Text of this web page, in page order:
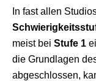
In fast allen
meist bei Stufe 1
die Grundlagen
abgeschlossen,